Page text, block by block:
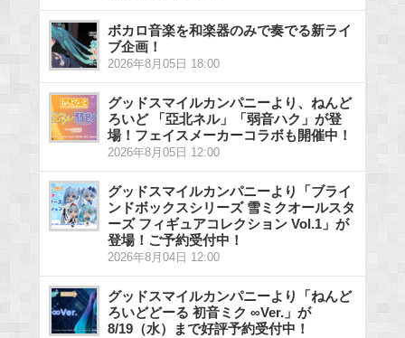
ボカロ音楽を和楽器のみで奏でる新ライ
ブ企画！
2026年8月05日 18:00
グッドスマイルカンパニーより、ねんど
ろいど 「亞北ネル」「弱音ハク」が登
場！フェイスメーカーコラボも開催中！
2026年8月05日 12:00
グッドスマイルカンパニーより「ブライ
ンドボックスシリーズ 雪ミクオールスタ
ーズ フィギュアコレクション Vol.1」が
登場！ご予約受付中！
2026年8月04日 12:00
グッドスマイルカンパニーより「ねんど
ろいどどーる 初音ミク ∞Ver.」が
8/19（水）まで好評予約受付中！